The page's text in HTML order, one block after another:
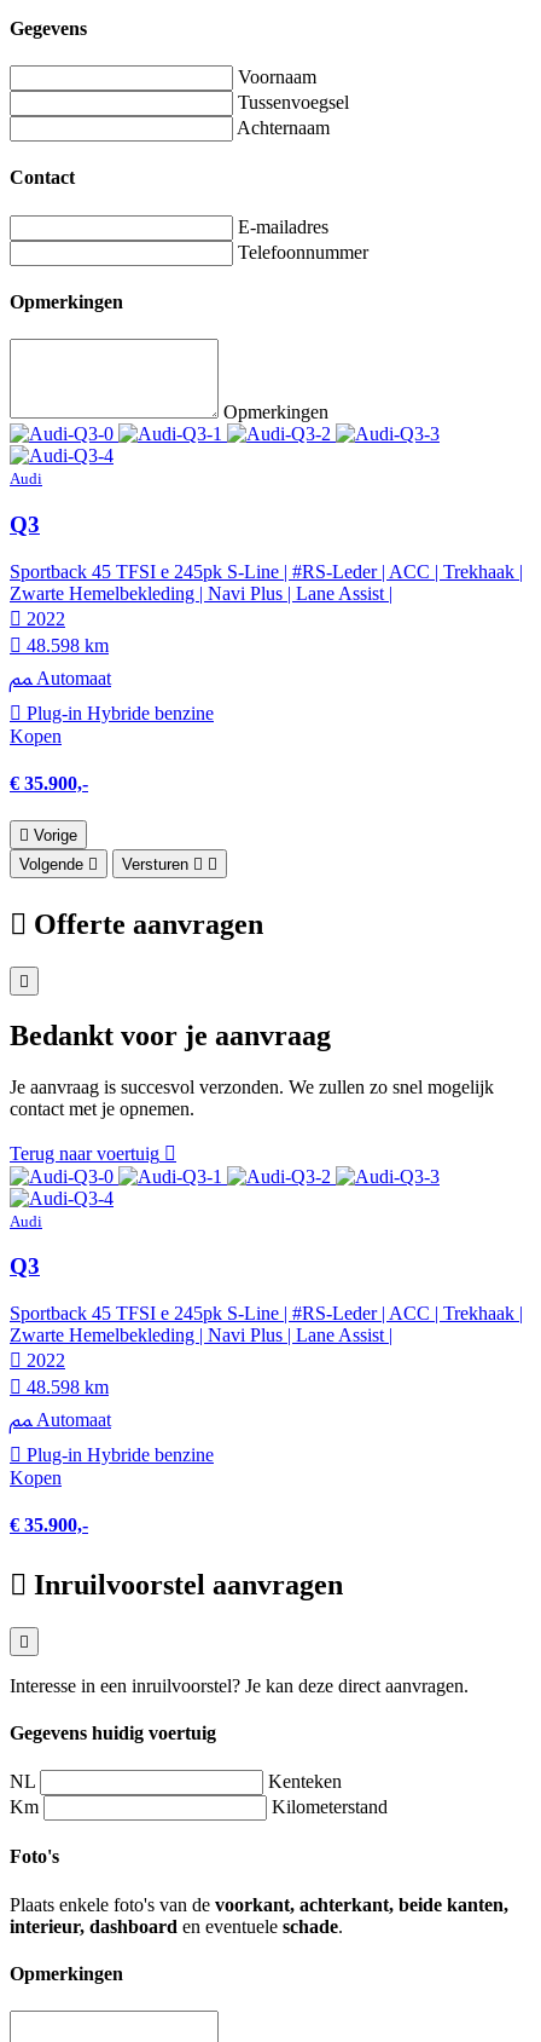
Gegevens
Voornaam
Tussenvoegsel
Achternaam
Contact
E-mailadres
Telefoonnummer
Opmerkingen
Opmerkingen
Audi
Q3
Sportback 45 TFSI e 245pk S-Line | #RS-Leder | ACC | Trekhaak |
Zwarte Hemelbekleding | Navi Plus | Lane Assist |
2022
48.598 km
Automaat
Plug-in Hybride benzine
Kopen
€ 35.900,-
Vorige
Volgende
Versturen
Offerte aanvragen
Bedankt voor je aanvraag
Je aanvraag is succesvol verzonden. We zullen zo snel mogelijk
contact met je opnemen.
Terug naar voertuig
Audi
Q3
Sportback 45 TFSI e 245pk S-Line | #RS-Leder | ACC | Trekhaak |
Zwarte Hemelbekleding | Navi Plus | Lane Assist |
2022
48.598 km
Automaat
Plug-in Hybride benzine
Kopen
€ 35.900,-
Inruilvoorstel aanvragen
Interesse in een inruilvoorstel? Je kan deze direct aanvragen.
Gegevens huidig voertuig
NL
Kenteken
Km
Kilometerstand
Foto's
Plaats enkele foto's van de voorkant, achterkant, beide kanten,
interieur, dashboard en eventuele schade.
Opmerkingen